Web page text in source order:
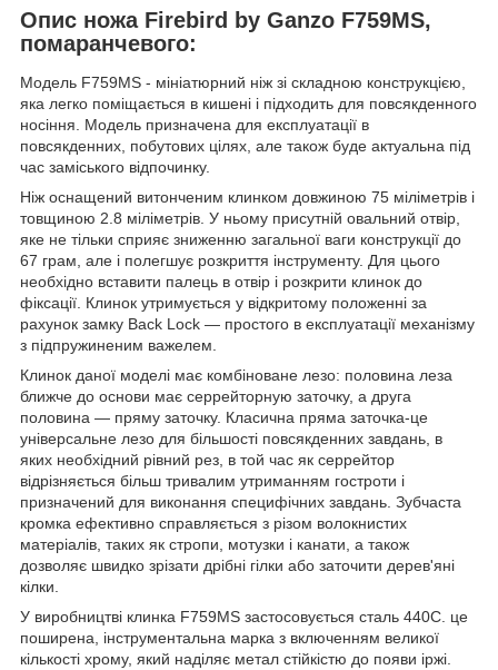
Опис ножа Firebird by Ganzo F759MS,
помаранчевого:
Модель F759MS - мініатюрний ніж зі складною конструкцією,
яка легко поміщається в кишені і підходить для повсякденного
носіння. Модель призначена для експлуатації в
повсякденних, побутових цілях, але також буде актуальна під
час заміського відпочинку.
Ніж оснащений витонченим клинком довжиною 75 міліметрів і
товщиною 2.8 міліметрів. У ньому присутній овальний отвір,
яке не тільки сприяє зниженню загальної ваги конструкції до
67 грам, але і полегшує розкриття інструменту. Для цього
необхідно вставити палець в отвір і розкрити клинок до
фіксації. Клинок утримується у відкритому положенні за
рахунок замку Back Lock — простого в експлуатації механізму
з підпружиненим важелем.
Клинок даної моделі має комбіноване лезо: половина леза
ближче до основи має серрейторную заточку, а друга
половина — пряму заточку. Класична пряма заточка-це
універсальне лезо для більшості повсякденних завдань, в
яких необхідний рівний рез, в той час як серрейтор
відрізняється більш тривалим утриманням гостроти і
призначений для виконання специфічних завдань. Зубчаста
кромка ефективно справляється з різом волокнистих
матеріалів, таких як стропи, мотузки і канати, а також
дозволяє швидко зрізати дрібні гілки або заточити дерев'яні
кілки.
У виробництві клинка F759MS застосовується сталь 440С. це
поширена, інструментальна марка з включенням великої
кількості хрому, який наділяє метал стійкістю до появи іржі.